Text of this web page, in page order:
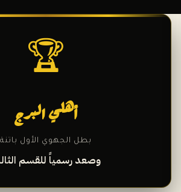
🏆
أهلي البرج
بطل الجهوي الأول باتنة
وصعد رسمياً للقسم